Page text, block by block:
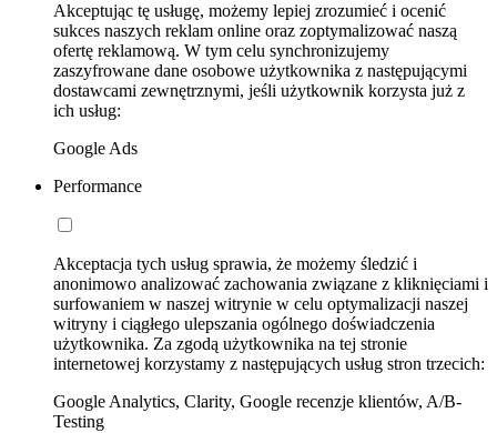
Akceptując tę usługę, możemy lepiej zrozumieć i ocenić
sukces naszych reklam online oraz zoptymalizować naszą
ofertę reklamową. W tym celu synchronizujemy
zaszyfrowane dane osobowe użytkownika z następującymi
dostawcami zewnętrznymi, jeśli użytkownik korzysta już z
ich usług:
Google Ads
Performance
Akceptacja tych usług sprawia, że możemy śledzić i
anonimowo analizować zachowania związane z kliknięciami i
surfowaniem w naszej witrynie w celu optymalizacji naszej
witryny i ciągłego ulepszania ogólnego doświadczenia
użytkownika. Za zgodą użytkownika na tej stronie
internetowej korzystamy z następujących usług stron trzecich:
Google Analytics, Clarity, Google recenzje klientów, A/B-
Testing